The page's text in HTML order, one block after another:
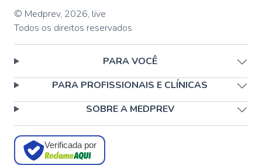
© Medprev, 2026, live
Todos os direitos reservados
PARA VOCÊ
PARA PROFISSIONAIS E CLÍNICAS
SOBRE A MEDPREV
Verificada por